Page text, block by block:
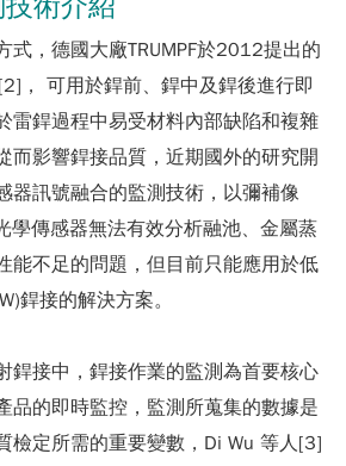
式，德國大廠TRUMPF於2012提出的
， 可用於銲前、銲中及銲後進行即
雷銲過程中易受材料內部缺陷和複雜
而影響銲接品質，近期國外的研究開
器訊號融合的監測技術，以彌補像
學傳感器無法有效分析融池、金屬蒸
能不足的問題，但目前只能應用於低
銲接的解決方案。
銲接中，銲接作業的監測為首要核心
品的即時監控，監測所蒐集的數據是
檢定所需的重要變數，Di Wu 等人[3]